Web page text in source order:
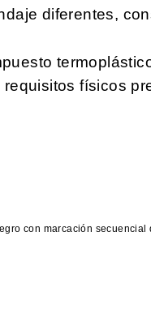
diferentes,
físicos
con marcación secuencial